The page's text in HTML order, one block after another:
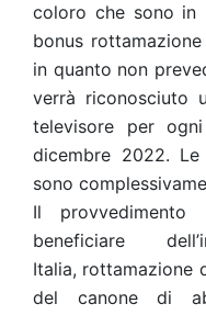
coloro che sono in
bonus
in quanto non
verrà riconosciuto
televisore per
dicembre 2022.
sono
Il provvedimento
beneficiare
Italia, rottamazione
del canone di